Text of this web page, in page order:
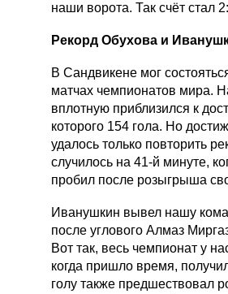
наши ворота. Так счёт стал
Рекорд Обухова и
В Сандвикене мог
матчах чемпионатов мира.
вплотную приблизился к
которого 154 гола. Но
удалось только повторить
случилось на 41-й минуте,
пробил после розыгрыша
Иванушкин вывел нашу
после углового Алмаз
Вот так, весь чемпионат у
когда пришло время,
голу также предшествовал